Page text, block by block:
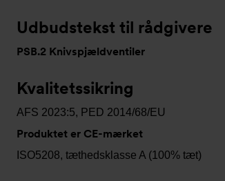
Udbudstekst til rådgivere
PSB.2 Knivspjældventiler
Kvalitetssikring
AFS 2023:5, PED 2014/68/EU
Produktet er CE-mærket
ISO5208, tæthedsklasse A (100% tæt)